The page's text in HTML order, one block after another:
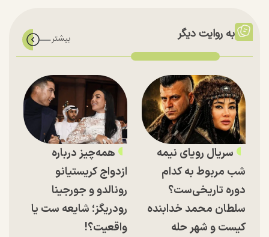
به روایت دیگر
سریال رویای نیمه
شب مربوط به کدام
دوره تاریخی‌ست؟
سلطان محمد خدابنده
کیست و شهر حله
همه‌چیز درباره
ازدواج کریستیانو
رونالدو و جورجینا
رودریگز؛ شایعه ست یا
واقعیت؟!